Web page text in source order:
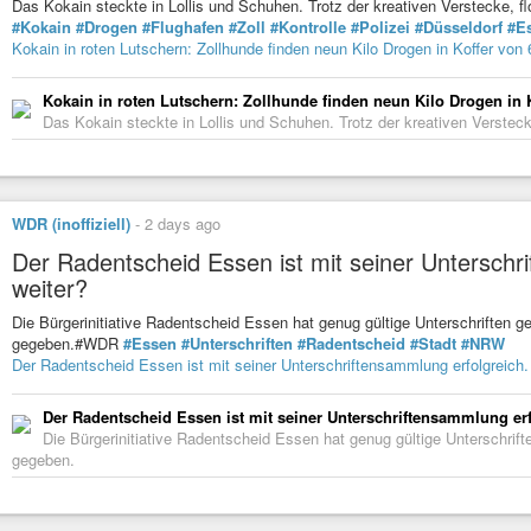
Das Kokain steckte in Lollis und Schuhen. Trotz der kreativen Verstecke,
#Kokain #Drogen #Flughafen #Zoll #Kontrolle #Polizei #Düsseldorf
Kokain in roten Lutschern: Zollhunde finden neun Kilo Drogen in Koffer von
Kokain in roten Lutschern: Zollhunde finden neun Kilo Drogen in
Das Kokain steckte in Lollis und Schuhen. Trotz der kreativen
WDR (inoffiziell) - 2 days ago
Der Radentscheid Essen ist mit seiner
weiter?
Die Bürgerinitiative Radentscheid Essen hat genug gültige Unterschriften
gegeben.#WDR #Essen #Unterschriften #Radentscheid #Stadt #NRW
Der Radentscheid Essen ist mit seiner Unterschriftensammlung
Der Radentscheid Essen ist mit seiner Unterschriftensammlung
Die Bürgerinitiative Radentscheid Essen hat genug gültige
gegeben.